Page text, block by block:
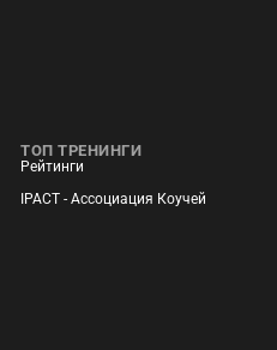
ТОП ТРЕНИНГИ
Рейтинги
IPACT - Ассоциация Коучей